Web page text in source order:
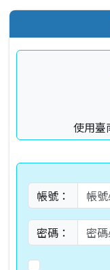
右邊區域內容
使用臺
帳號：
密碼：